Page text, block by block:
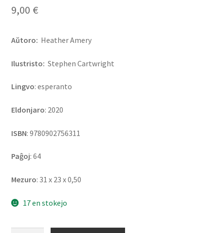
9,00 €
Aŭtoro: Heather Amery
Ilustristo: Stephen Cartwright
Lingvo: esperanto
Eldonjaro: 2020
ISBN: 9780902756311
Paĝoj: 64
Mezuro: 31 x 23 x 0,50
17 en stokejo